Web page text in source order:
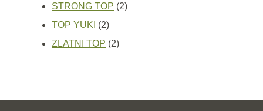
proizvoda
STRONG TOP 22
TOP YUKI 22
proizvoda
ZLATNI TOP 22